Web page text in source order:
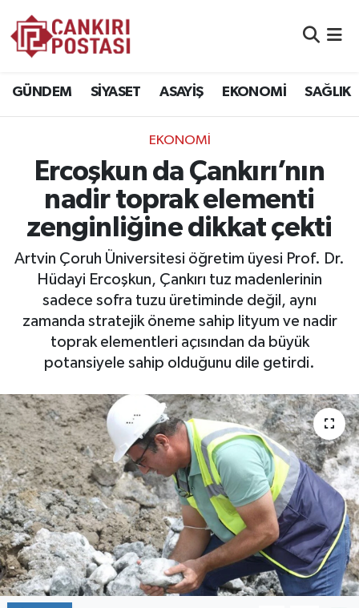
GÜNDEM SİYASET ASAYİŞ EKONOMİ SAĞLIK
EKONOMİ
Ercoşkun da Çankırı’nın
nadir toprak elementi
zenginliğine dikkat çekti
Artvin Çoruh Üniversitesi öğretim üyesi Prof. Dr.
Hüdayi Ercoşkun, Çankırı tuz madenlerinin
sadece sofra tuzu üretiminde değil, aynı
zamanda stratejik öneme sahip lityum ve nadir
toprak elementleri açısından da büyük
potansiyele sahip olduğunu dile getirdi.
EKONOMİ
SAĞLIK
SPOR
EĞİTİM
YAŞAM
İLÇELER
RESMİ İLANLAR
KÜLTÜR
TURİZM
MAGAZİN
Trafik Durumu
Süper Lig Puan Durumu ve Fikstür
Tüm Manşetler
Son Dakika Haberleri
Haber Arşivi